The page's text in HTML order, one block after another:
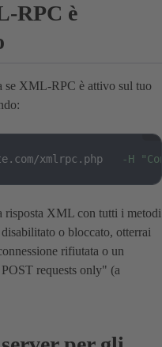
RPC è
se XML-RPC è attivo sul tuo
xmlrpc.php -H
risposta XML con tutti i metodi
o bloccato, otterrai
rifiutata o un
requests only" (a